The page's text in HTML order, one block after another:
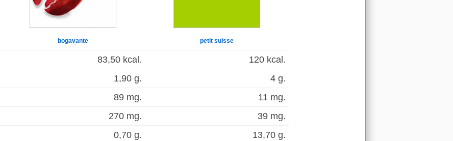
bogavante petit suisse
83,50 kcal.
120 kcal.
1,90 g.
4 g.
89 mg.
11 mg.
270 mg.
39 mg.
0,70 g.
13,70 g.